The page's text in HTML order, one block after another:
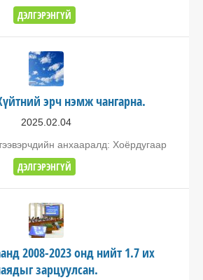
ДЭЛГЭРЭНГҮЙ
эрч нэмж чангарна.
2025.02.04
анхааралд: Хоёрдугаар
ДЭЛГЭРЭНГҮЙ
2008-2023 онд нийт 1.7 их
зарцуулсан.